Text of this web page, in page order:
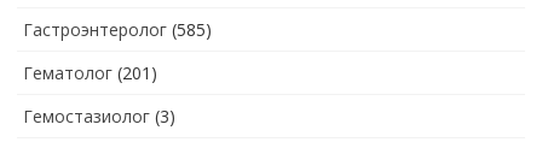
Гастроэнтеролог (585)
Гематолог (201)
Гемостазиолог (3)